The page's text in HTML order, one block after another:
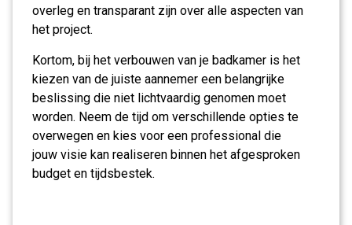
overleg en transparant zijn over alle aspecten van
het project.
Kortom, bij het verbouwen van je badkamer is het
kiezen van de juiste aannemer een belangrijke
beslissing die niet lichtvaardig genomen moet
worden. Neem de tijd om verschillende opties te
overwegen en kies voor een professional die
jouw visie kan realiseren binnen het afgesproken
budget en tijdsbestek.